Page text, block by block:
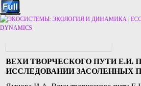
Перейти к основному содержимому
Перейти к дополнительному содержимому
ВЕХИ ТВОРЧЕСКОГО ПУТИ Е.И.
ИССЛЕДОВАНИИ ЗАСОЛЕННЫХ